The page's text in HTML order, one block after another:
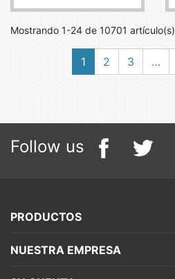
Mostrando 1-24 de 10701 artículo(s)
1 2 3 …
Follow us
PRODUCTOS
NUESTRA EMPRESA